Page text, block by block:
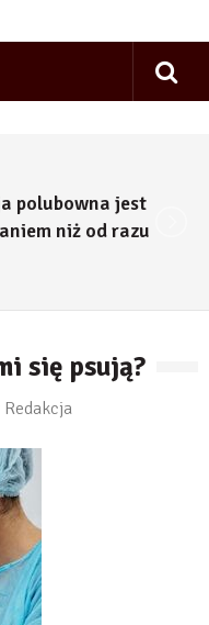
jest
niż od razu
się psują?
Redakcja